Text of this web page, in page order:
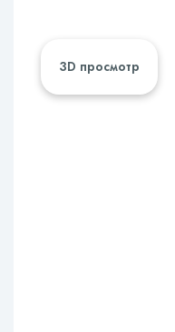
3D просмотр